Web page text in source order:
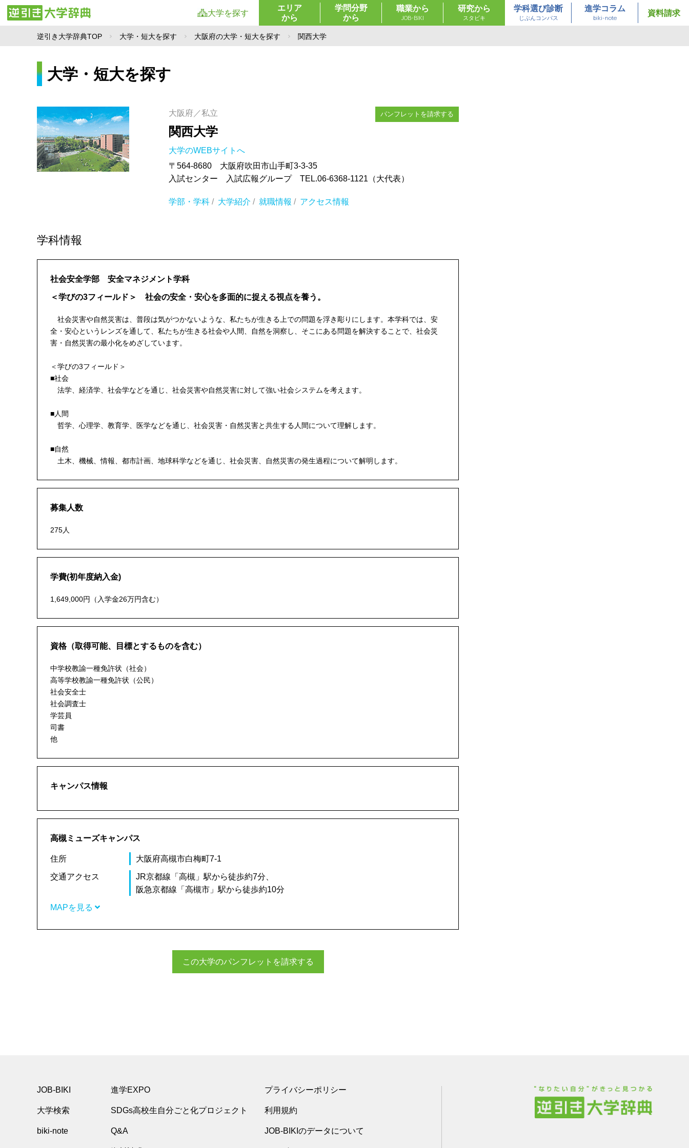
大学を探す
エリア
から
学問分野
から
職業から
JOB-BIKI
研究から
スタビキ
学科選び診断
じぶんコンパス
進学コラム
biki-note
資料請求
逆引き大学辞典TOP 大学・短大を探す 大阪府の大学・短大を探す 関西大学
大学・短大を探す
大阪府／私立
関西大学
大学のWEBサイトへ
〒564-8680 大阪府吹田市山手町3-3-35
入試センター 入試広報グループ TEL.06-6368-1121（大代表）
パンフレットを請求する
学部・学科/ 大学紹介 / 就職情報 / アクセス情報
学科情報
社会安全学部 安全マネジメント学科
＜学びの3フィールド＞ 社会の安全・安心を多面的に捉える視点を養う。
社会災害や自然災害は、普段は気がつかないような、私たちが生きる上での問題を浮き彫りにします。本学科では、安
全・安心というレンズを通して、私たちが生きる社会や人間、自然を洞察し、そこにある問題を解決することで、社会災
害・自然災害の最小化をめざしています。
＜学びの3フィールド＞
■社会
法学、経済学、社会学などを通じ、社会災害や自然災害に対して強い社会システムを考えます。
■人間
哲学、心理学、教育学、医学などを通じ、社会災害・自然災害と共生する人間について理解します。
■自然
土木、機械、情報、都市計画、地球科学などを通じ、社会災害、自然災害の発生過程について解明します。
募集人数
275人
学費(初年度納入金)
1,649,000円（入学金26万円含む）
資格（取得可能、目標とするものを含む）
中学校教諭一種免許状（社会）
高等学校教諭一種免許状（公民）
社会安全士
社会調査士
学芸員
司書
他
キャンパス情報
高槻ミューズキャンパス
住所 大阪府高槻市白梅町7-1
交通アクセス
JR京都線「高槻」駅から徒歩約7分、
阪急京都線「高槻市」駅から徒歩約10分
MAPを見る
この大学のパンフレットを請求する
JOB-BIKI
大学検索
biki-note
進学EXPO
SDGs高校生自分ごと化プロジェクト
Q&A
プライバシーポリシー
利用規約
JOB-BIKIのデータについて